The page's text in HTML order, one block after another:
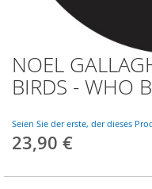
Skip
to
the
of
the
images
NOEL
BIRDS - WHO
Seien Sie der erste, der dieses
23,90 €